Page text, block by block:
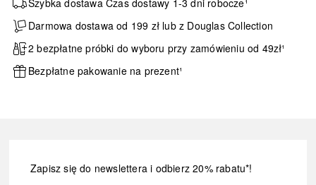
Szybka dostawa Czas dostawy 1-3 dni robocze¹
Darmowa dostawa od 199 zł lub z Douglas Collection
2 bezpłatne próbki do wyboru przy zamówieniu od 49zł¹
Bezpłatne pakowanie na prezent¹
Zapisz się do newslettera i odbierz 20% rabatu*!